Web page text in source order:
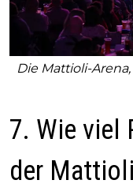
Die Mattioli-
7. Wie viel
der